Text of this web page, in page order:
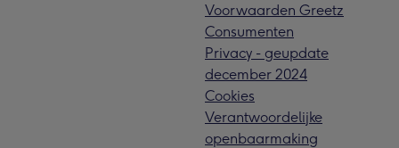
Voorwaarden Greetz
Consumenten
Privacy - geupdate
december 2024
Cookies
Verantwoordelijke
openbaarmaking